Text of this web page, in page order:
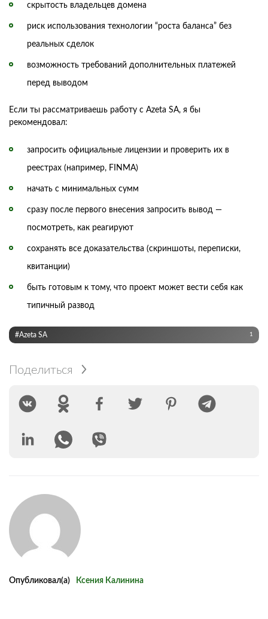
скрытость владельцев домена
риск использования технологии “роста баланса” без
реальных сделок
возможность требований дополнительных платежей
перед выводом
Если ты рассматриваешь работу с Azeta SA, я бы
рекомендовал:
запросить официальные лицензии и проверить их в
реестрах (например, FINMA)
начать с минимальных сумм
сразу после первого внесения запросить вывод —
посмотреть, как реагируют
сохранять все доказательства (скриншоты, переписки,
квитанции)
быть готовым к тому, что проект может вести себя как
типичный развод
#Azeta SA 1
Поделиться
Опубликовал(а) Ксения Калинина